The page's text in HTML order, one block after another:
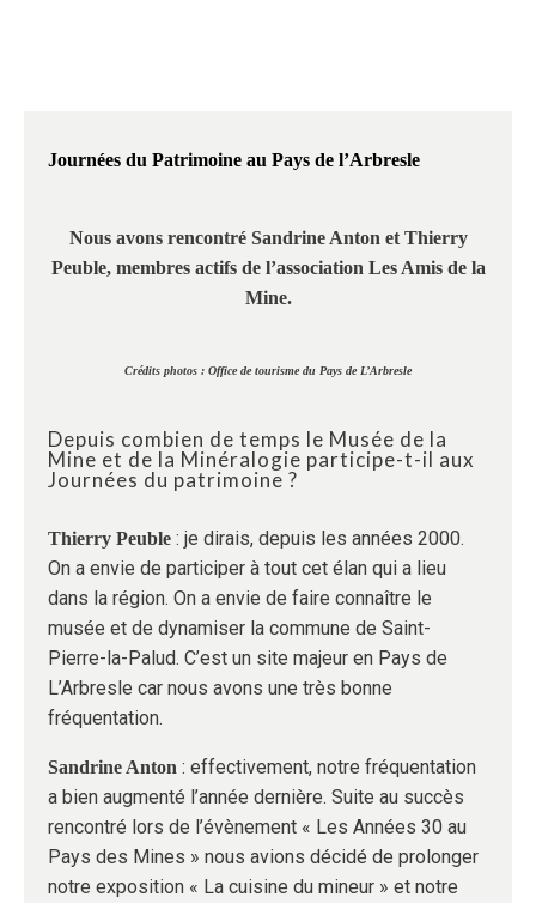
Journées du Patrimoine au Pays de l’Arbresle
Nous avons rencontré Sandrine Anton et Thierry
Peuble, membres actifs de l’association Les Amis de la
Mine.
Crédits photos : Office de tourisme du Pays de L’Arbresle
Depuis combien de temps le Musée de la
Mine et de la Minéralogie participe-t-il aux
Journées du patrimoine ?
Thierry Peuble : je dirais, depuis les années 2000.
On a envie de participer à tout cet élan qui a lieu
dans la région. On a envie de faire connaître le
musée et de dynamiser la commune de Saint-
Pierre-la-Palud. C’est un site majeur en Pays de
L’Arbresle car nous avons une très bonne
fréquentation.
Sandrine Anton : effectivement, notre fréquentation
a bien augmenté l’année dernière. Suite au succès
rencontré lors de l’évènement « Les Années 30 au
Pays des Mines » nous avions décidé de prolonger
notre exposition « La cuisine du mineur » et notre